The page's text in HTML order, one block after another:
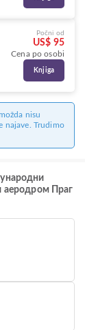
Počni od
US$ 95
Cena po osobi
Knjiga
nisu
najave. Trudimo
Праг